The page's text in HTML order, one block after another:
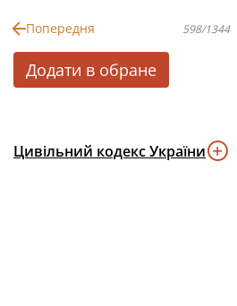
Попередня 598/1344
Додати в обране
Цивільний кодекс України